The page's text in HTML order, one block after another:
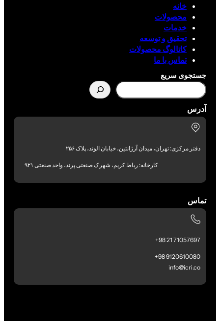
خانه
محصولات
خدمات
تحقیق و توسعه
کاتالوگ محصولات
تماس با ما
جستجوی سریع
آدرس
دفتر مرکزی: تهران، میدان آرژانتین، خیابان الوند، پلاک ۲۵۶
کارخانه: رباط کریم، شهرک صنعتی پرند، واحد صنعتی ۹۲۱
تماس
71057697 21 98+
9120610080 98+
info@icri.co